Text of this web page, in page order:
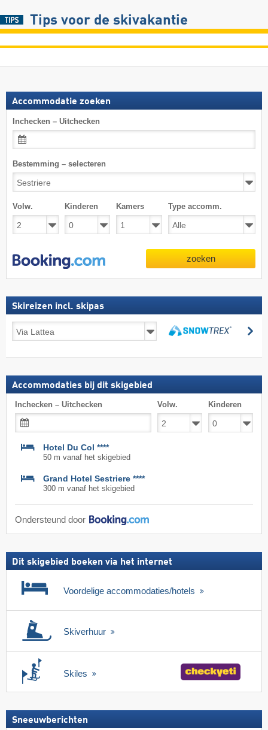
Tips voor de skivakantie
Accommodatie zoeken
Inchecken – Uitchecken
Bestemming – selecteren
Volw. Kinderen Kamers Type accomm.
zoeken
Skireizen incl. skipas
Skireizen
incl.
Accommodaties bij dit skigebied
Inchecken – Uitchecken Volw. Kinderen
Hotel Du Col ****
50 m vanaf het skigebied
Grand Hotel Sestriere ****
300 m vanaf het skigebied
Ondersteund door
Dit skigebied boeken via het internet
Voordelige accommodaties/hotels
Skiverhuur
Skiles
Sneeuwberichten